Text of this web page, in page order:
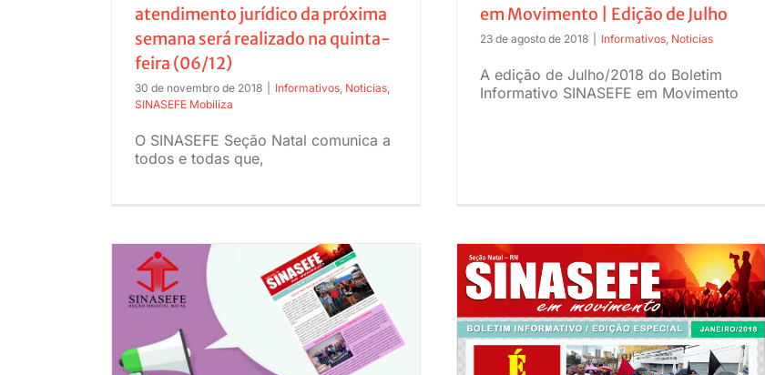
atendimento jurídico da próxima
semana será realizado na quinta-
feira (06/12)
30 de novembro de 2018 Informativos, Noticias,
SINASEFE Mobiliza
O SINASEFE Seção Natal comunica a
todos e todas que,
em Movimento | Edição de Julho
23 de agosto de 2018 Informativos, Noticias
A edição de Julho/2018 do Boletim
Informativo SINASEFE em Movimento
SINASEFE Natal lança Boletim Informativo
SINASEFE Natal realiza reunião com
servidores do Campus Pau dos Ferros
sobre flexibilização da jornada de
trabalho